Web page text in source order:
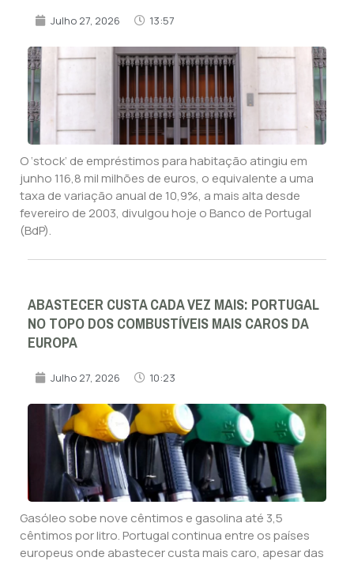
Julho 27, 2026 13:57
O ‘stock’ de empréstimos para habitação atingiu em
junho 116,8 mil milhões de euros, o equivalente a uma
taxa de variação anual de 10,9%, a mais alta desde
fevereiro de 2003, divulgou hoje o Banco de Portugal
(BdP).
ABASTECER CUSTA CADA VEZ MAIS: PORTUGAL
NO TOPO DOS COMBUSTÍVEIS MAIS CAROS DA
EUROPA
Julho 27, 2026 10:23
Gasóleo sobe nove cêntimos e gasolina até 3,5
cêntimos por litro. Portugal continua entre os países
europeus onde abastecer custa mais caro, apesar das